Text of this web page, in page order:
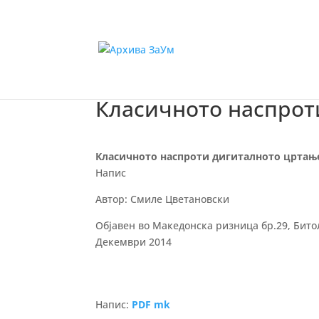
Класичното
Класичното наспроти дигиталното
Напис
Автор: Смиле Цветановски
Објавен во Македонска ризница бр.29,
Декември 2014
Напис: PDF mk